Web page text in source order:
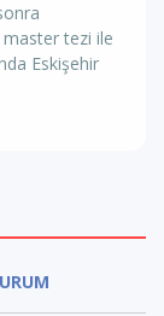
master tezi ile
Eskişehir